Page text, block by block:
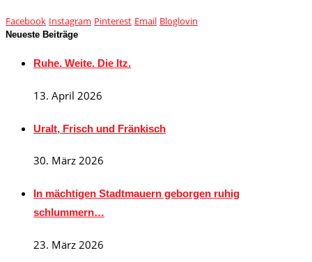
Facebook Instagram Pinterest Email Bloglovin
Neueste Beiträge
Ruhe. Weite. Die Itz.
13. April 2026
Uralt, Frisch und Fränkisch
30. März 2026
In mächtigen Stadtmauern geborgen ruhig
schlummern…
23. März 2026